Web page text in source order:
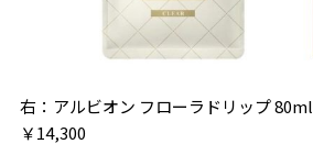
右：アルビオン フローラドリップ80ml
￥14,300